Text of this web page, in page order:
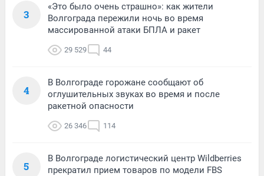
3
«Это было очень страшно»: как жители
Волгограда пережили ночь во время
массированной атаки БПЛА и ракет
29 529 44
4
В Волгограде горожане сообщают об
оглушительных звуках во время и после
ракетной опасности
26 346 114
5
В Волгограде логистический центр Wildberries
прекратил прием товаров по модели FBS